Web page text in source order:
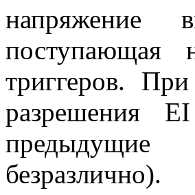
напряжение
поступающая
триггеров.
разрешения
предыдущие